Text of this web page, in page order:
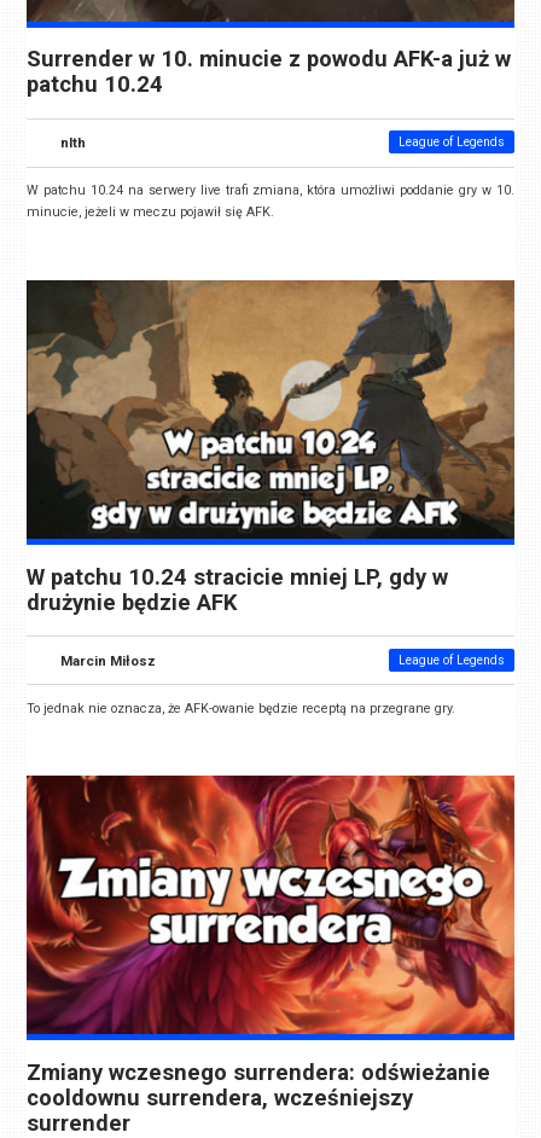
Surrender w 10. minucie z powodu AFK-a już w
patchu 10.24
nlth League of Legends
W patchu 10.24 na serwery live trafi zmiana, która umożliwi poddanie gry w 10.
minucie, jeżeli w meczu pojawił się AFK.
W patchu 10.24 stracicie mniej LP, gdy w
drużynie będzie AFK
Marcin Miłosz League of Legends
To jednak nie oznacza, że AFK-owanie będzie receptą na przegrane gry.
Zmiany wczesnego surrendera: odświeżanie
cooldownu surrendera, wcześniejszy
surrender